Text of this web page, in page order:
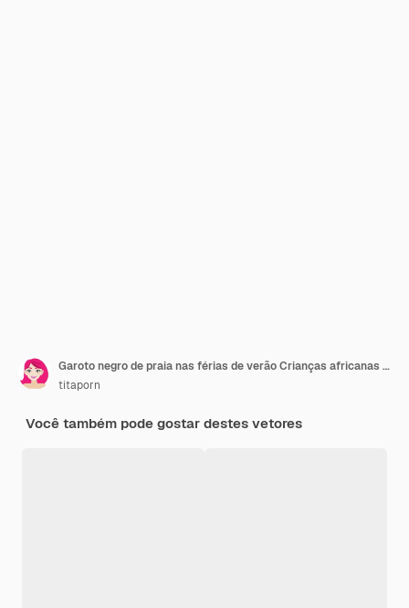
Garoto negro de praia nas férias de verão Crianças africanas americanas segurando vetor de desenho de personagem de desenho animado de balde de areia
titaporn
Você também pode gostar destes vetores